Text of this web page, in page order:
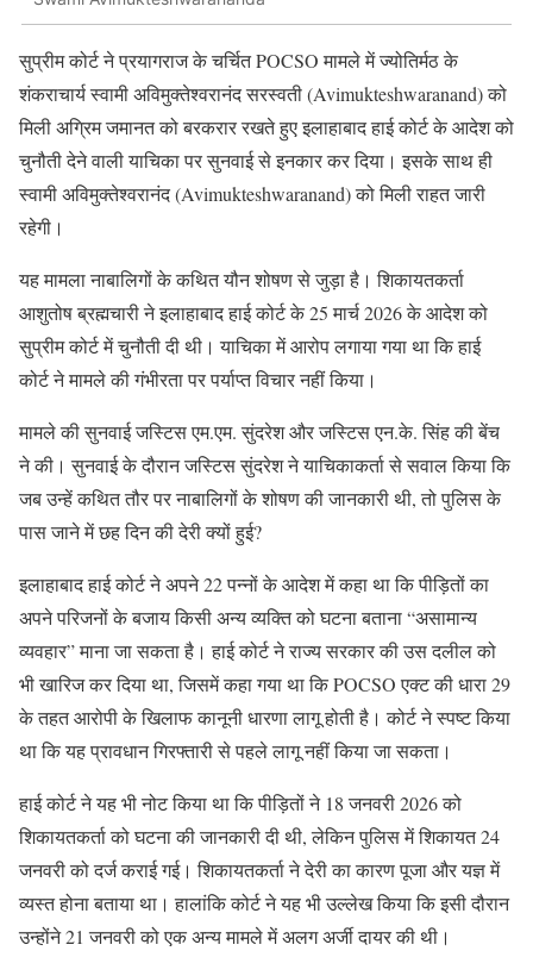
सुप्रीम कोर्ट ने प्रयागराज के चर्चित POCSO मामले में ज्योतिर्मठ के
शंकराचार्य स्वामी अविमुक्तेश्वरानंद सरस्वती (Avimukteshwaranand) को
मिली अग्रिम जमानत को बरकरार रखते हुए इलाहाबाद हाई कोर्ट के आदेश को
चुनौती देने वाली याचिका पर सुनवाई से इनकार कर दिया। इसके साथ ही
स्वामी अविमुक्तेश्वरानंद (Avimukteshwaranand) को मिली राहत जारी
रहेगी।
यह मामला नाबालिगों के कथित यौन शोषण से जुड़ा है। शिकायतकर्ता
आशुतोष ब्रह्मचारी ने इलाहाबाद हाई कोर्ट के 25 मार्च 2026 के आदेश को
सुप्रीम कोर्ट में चुनौती दी थी। याचिका में आरोप लगाया गया था कि हाई
कोर्ट ने मामले की गंभीरता पर पर्याप्त विचार नहीं किया।
मामले की सुनवाई जस्टिस एम.एम. सुंदरेश और जस्टिस एन.के. सिंह की बेंच
ने की। सुनवाई के दौरान जस्टिस सुंदरेश ने याचिकाकर्ता से सवाल किया कि
जब उन्हें कथित तौर पर नाबालिगों के शोषण की जानकारी थी, तो पुलिस के
पास जाने में छह दिन की देरी क्यों हुई?
इलाहाबाद हाई कोर्ट ने अपने 22 पन्नों के आदेश में कहा था कि पीड़ितों का
अपने परिजनों के बजाय किसी अन्य व्यक्ति को घटना बताना “असामान्य
व्यवहार” माना जा सकता है। हाई कोर्ट ने राज्य सरकार की उस दलील को
भी खारिज कर दिया था, जिसमें कहा गया था कि POCSO एक्ट की धारा 29
के तहत आरोपी के खिलाफ कानूनी धारणा लागू होती है। कोर्ट ने स्पष्ट किया
था कि यह प्रावधान गिरफ्तारी से पहले लागू नहीं किया जा सकता।
हाई कोर्ट ने यह भी नोट किया था कि पीड़ितों ने 18 जनवरी 2026 को
शिकायतकर्ता को घटना की जानकारी दी थी, लेकिन पुलिस में शिकायत 24
जनवरी को दर्ज कराई गई। शिकायतकर्ता ने देरी का कारण पूजा और यज्ञ में
व्यस्त होना बताया था। हालांकि कोर्ट ने यह भी उल्लेख किया कि इसी दौरान
उन्होंने 21 जनवरी को एक अन्य मामले में अलग अर्जी दायर की थी।